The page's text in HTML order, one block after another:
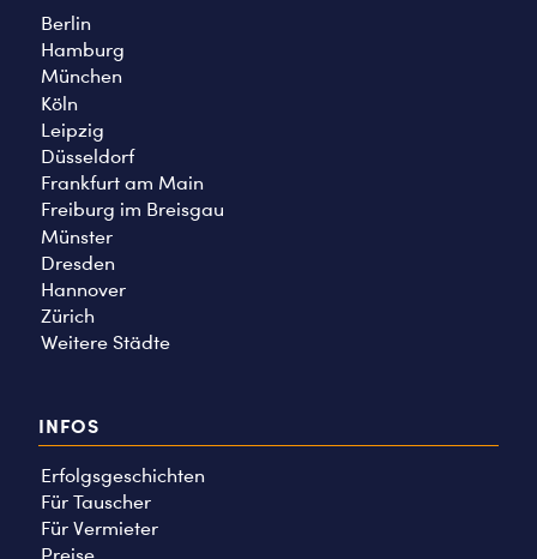
Berlin
Hamburg
München
Köln
Leipzig
Düsseldorf
Frankfurt am Main
Freiburg im Breisgau
Münster
Dresden
Hannover
Zürich
Weitere Städte
INFOS
Erfolgsgeschichten
Für Tauscher
Für Vermieter